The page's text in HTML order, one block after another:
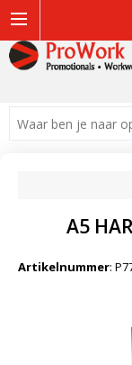
A5
Artikelnummer: